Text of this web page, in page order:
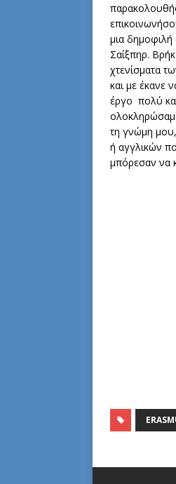
μια δημοφιλή
Σαίξπηρ.
χτενίσματα
και με έκανε
έργο πολύ
τη γνώμη
ή αγγλικών
μπόρεσαν να